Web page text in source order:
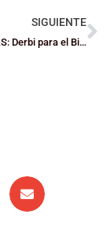
SIGUIENTE
LIGAS VASCAS: Derbi para el Bilbao Unamuno ante el Loiola Indautxu (CM) y doblete para el Gernika